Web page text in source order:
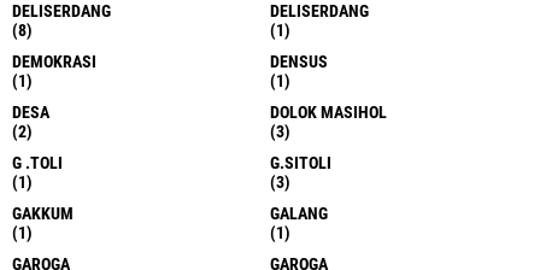
DELISERDANG
(8)
DELISERDANG
(1)
DEMOKRASI
(1)
DENSUS
(1)
DESA
(2)
DOLOK MASIHOL
(3)
G .TOLI
(1)
G.SITOLI
(3)
GAKKUM
(1)
GALANG
(1)
GAROGA
GAROGA